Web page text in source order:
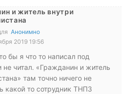
и житель внутри
Анонимно
2019 19:56
бы я что то написал под
не читал. «Гражданин и житель
там точно ничего не
какой то сотрудник ТНПЗ